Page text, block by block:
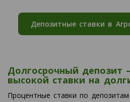
Депозитные ставки в
Долгосрочный депозит
высокой ставки на
Процентные ставки по